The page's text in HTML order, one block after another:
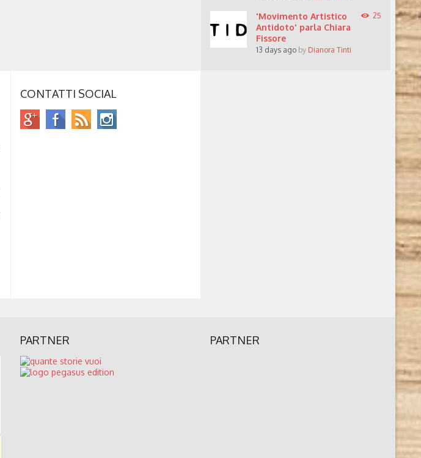
'Movimento Artistico
Antidoto' parla Chiara
Fissore
13 days ago by Dianora Tinti
25
CONTATTI SOCIAL
PARTNER PARTNER